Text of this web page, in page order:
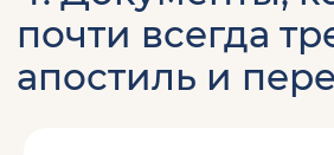
недель на этапе подачи)